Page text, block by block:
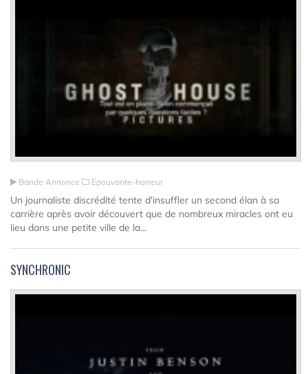
Bande Annonce Epouvante-horreur
Un journaliste discrédité tente d'insuffler un second élan à sa
carrière après avoir découvert que de nombreux miracles ont eu
lieu dans une petite ville de la...
SYNCHRONIC